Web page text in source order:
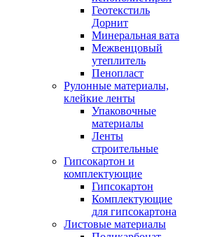
Геотекстиль
Дорнит
Минеральная вата
Межвенцовый
утеплитель
Пенопласт
Рулонные материалы,
клейкие ленты
Упаковочные
материалы
Ленты
строительные
Гипсокартон и
комплектующие
Гипсокартон
Комплектующие
для гипсокартона
Листовые материалы